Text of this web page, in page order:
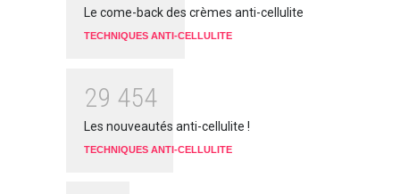
Le come-back des crèmes anti-cellulite
TECHNIQUES ANTI-CELLULITE
29 454
Les nouveautés anti-cellulite !
TECHNIQUES ANTI-CELLULITE